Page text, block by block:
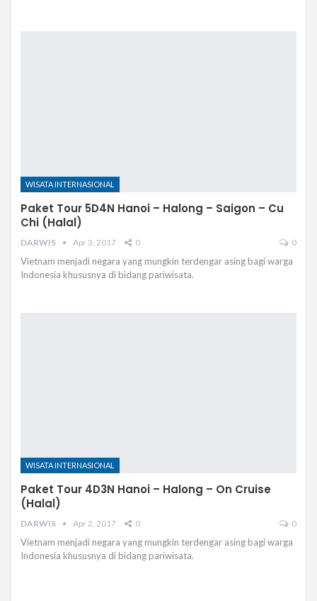
WISATA INTERNASIONAL
Paket Tour 5D4N Hanoi – Halong – Saigon – Cu
Chi (Halal)
DARWIS Apr 3, 2017 0 0
Vietnam menjadi negara yang mungkin terdengar asing bagi warga
Indonesia khususnya di bidang pariwisata.
WISATA INTERNASIONAL
Paket Tour 4D3N Hanoi – Halong – On Cruise
(Halal)
DARWIS Apr 2, 2017 0 0
Vietnam menjadi negara yang mungkin terdengar asing bagi warga
Indonesia khususnya di bidang pariwisata.